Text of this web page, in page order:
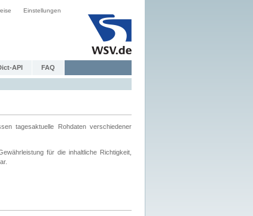
Einstellungen
API FAQ
tagesaktuelle Rohdaten verschiedener
für die inhaltliche Richtigkeit,